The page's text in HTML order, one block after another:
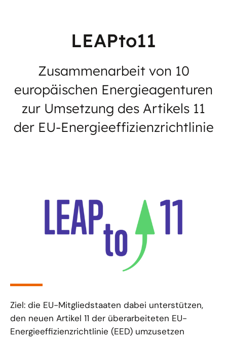
LEAPto11
Zusammenarbeit von 10
europäischen Energieagenturen
zur Umsetzung des Artikels 11
der EU-Energieeffizienzrichtlinie
Ziel: die EU-Mitgliedstaaten dabei unterstützen,
den neuen Artikel 11 der überarbeiteten EU-
Energieeffizienzrichtlinie (EED) umzusetzen